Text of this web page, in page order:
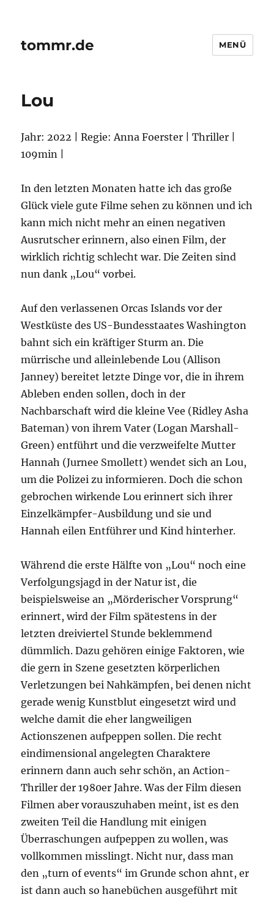
tommr.de MENÜ
Lou
Jahr: 2022 | Regie: Anna Foerster | Thriller |
109min |
In den letzten Monaten hatte ich das große
Glück viele gute Filme sehen zu können und ich
kann mich nicht mehr an einen negativen
Ausrutscher erinnern, also einen Film, der
wirklich richtig schlecht war. Die Zeiten sind
nun dank „Lou“ vorbei.
Auf den verlassenen Orcas Islands vor der
Westküste des US-Bundesstaates Washington
bahnt sich ein kräftiger Sturm an. Die
mürrische und alleinlebende Lou (Allison
Janney) bereitet letzte Dinge vor, die in ihrem
Ableben enden sollen, doch in der
Nachbarschaft wird die kleine Vee (Ridley Asha
Bateman) von ihrem Vater (Logan Marshall-
Green) entführt und die verzweifelte Mutter
Hannah (Jurnee Smollett) wendet sich an Lou,
um die Polizei zu informieren. Doch die schon
gebrochen wirkende Lou erinnert sich ihrer
Einzelkämpfer-Ausbildung und sie und
Hannah eilen Entführer und Kind hinterher.
Während die erste Hälfte von „Lou“ noch eine
Verfolgungsjagd in der Natur ist, die
beispielsweise an „Mörderischer Vorsprung“
erinnert, wird der Film spätestens in der
letzten dreiviertel Stunde beklemmend
dümmlich. Dazu gehören einige Faktoren, wie
die gern in Szene gesetzten körperlichen
Verletzungen bei Nahkämpfen, bei denen nicht
gerade wenig Kunstblut eingesetzt wird und
welche damit die eher langweiligen
Actionszenen aufpeppen sollen. Die recht
eindimensional angelegten Charaktere
erinnern dann auch sehr schön, an Action-
Thriller der 1980er Jahre. Was der Film diesen
Filmen aber vorauszuhaben meint, ist es den
zweiten Teil die Handlung mit einigen
Überraschungen aufpeppen zu wollen, was
vollkommen misslingt. Nicht nur, dass man
den „turn of events“ im Grunde schon ahnt, er
ist dann auch so hanebüchen ausgeführt mit